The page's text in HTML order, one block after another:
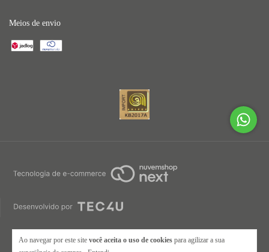
Ao navegar por este site você aceita o uso de cookies para agilizar a sua
Meios de envio